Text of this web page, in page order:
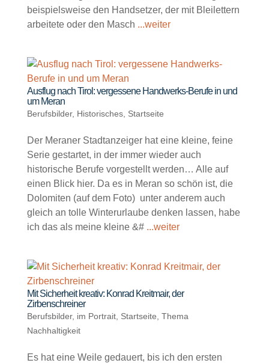
beispielsweise den Handsetzer, der mit Bleilettern
arbeitete oder den Masch ...weiter
Ausflug nach Tirol: vergessene Handwerks-Berufe in und
um Meran
Berufsbilder, Historisches, Startseite
Der Meraner Stadtanzeiger hat eine kleine, feine
Serie gestartet, in der immer wieder auch
historische Berufe vorgestellt werden… Alle auf
einen Blick hier. Da es in Meran so schön ist, die
Dolomiten (auf dem Foto) unter anderem auch
gleich an tolle Winterurlaube denken lassen, habe
ich das als meine kleine &# ...weiter
Mit Sicherheit kreativ: Konrad Kreitmair, der
Zirbenschreiner
Berufsbilder, im Portrait, Startseite Thema
Nachhaltigkeit
Es hat eine Weile gedauert, bis ich den ersten